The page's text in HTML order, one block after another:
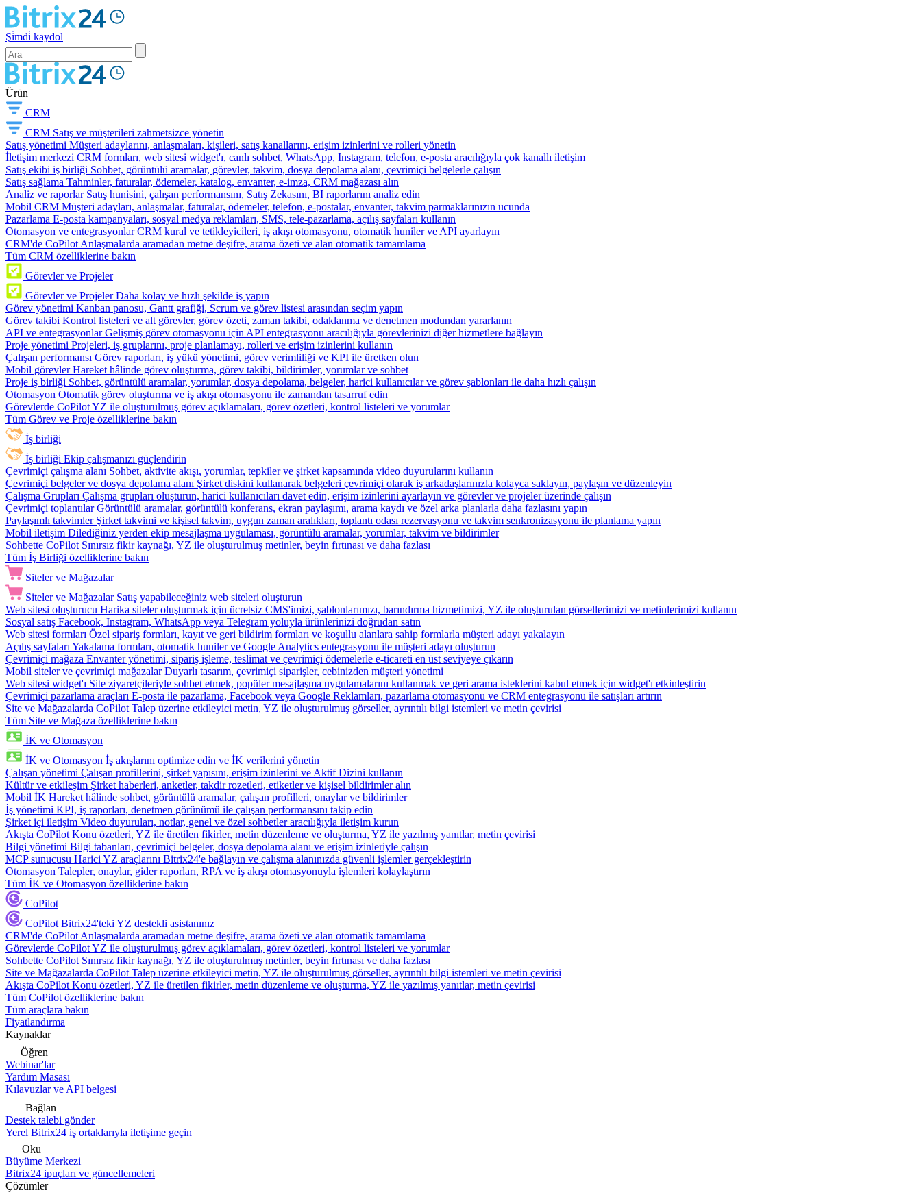
Şi̇mdi̇ kaydol
Ürün
CRM
CRM Satış ve müşterileri zahmetsizce yönetin
Satış yönetimi Müşteri adaylarını, anlaşmaları, kişileri, satış kanallarını, erişim izinlerini ve rolleri yönetin
İletişim merkezi CRM formları, web sitesi widget'ı, canlı sohbet, WhatsApp, Instagram, telefon, e-posta aracılığıyla çok kanallı iletişim
Satış ekibi iş birliği Sohbet, görüntülü aramalar, görevler, takvim, dosya depolama alanı, çevrimiçi belgelerle çalışın
Satış sağlama Tahminler, faturalar, ödemeler, katalog, envanter, e-imza, CRM mağazası alın
Analiz ve raporlar Satış hunisini, çalışan performansını, Satış Zekasını, BI raporlarını analiz edin
Mobil CRM Müşteri adayları, anlaşmalar, faturalar, ödemeler, telefon, e-postalar, envanter, takvim parmaklarınızın ucunda
Pazarlama E-posta kampanyaları, sosyal medya reklamları, SMS, tele-pazarlama, açılış sayfaları kullanın
Otomasyon ve entegrasyonlar CRM kural ve tetikleyicileri, iş akışı otomasyonu, otomatik huniler ve API ayarlayın
CRM'de CoPilot Anlaşmalarda aramadan metne deşifre, arama özeti ve alan otomatik tamamlama
Tüm CRM özelliklerine bakın
Görevler ve Projeler
Görevler ve Projeler Daha kolay ve hızlı şekilde iş yapın
Görev yönetimi Kanban panosu, Gantt grafiği, Scrum ve görev listesi arasından seçim yapın
Görev takibi Kontrol listeleri ve alt görevler, görev özeti, zaman takibi, odaklanma ve denetmen modundan yararlanın
API ve entegrasyonlar Gelişmiş görev otomasyonu için API entegrasyonu aracılığıyla görevlerinizi diğer hizmetlere bağlayın
Proje yönetimi Projeleri, iş gruplarını, proje planlamayı, rolleri ve erişim izinlerini kullanın
Çalışan performansı Görev raporları, iş yükü yönetimi, görev verimliliği ve KPI ile üretken olun
Mobil görevler Hareket hâlinde görev oluşturma, görev takibi, bildirimler, yorumlar ve sohbet
Proje iş birliği Sohbet, görüntülü aramalar, yorumlar, dosya depolama, belgeler, harici kullanıcılar ve görev şablonları ile daha hızlı çalışın
Otomasyon Otomatik görev oluşturma ve iş akışı otomasyonu ile zamandan tasarruf edin
Görevlerde CoPilotYZ ile oluşturulmuş görev açıklamaları, görev özetleri, kontrol listeleri ve yorumlar
Tüm Görev ve Proje özelliklerine bakın
İş birliği
İş birliği Ekip çalışmanızı güçlendirin
Çevrimiçi çalışma alanı Sohbet, aktivite akışı, yorumlar, tepkiler ve şirket kapsamında video duyurularını kullanın
Çevrimiçi belgeler ve dosya depolama alanı Şirket diskini kullanarak belgeleri çevrimiçi olarak iş arkadaşlarınızla kolayca saklayın, paylaşın ve düzenleyin
Çalışma Grupları Çalışma grupları oluşturun, harici kullanıcıları davet edin, erişim izinlerini ayarlayın ve görevler ve projeler üzerinde çalışın
Çevrimiçi toplantılar Görüntülü aramalar, görüntülü konferans, ekran paylaşımı, arama kaydı ve özel arka planlarla daha fazlasını yapın
Paylaşımlı takvimler Şirket takvimi ve kişisel takvim, uygun zaman aralıkları, toplantı odası rezervasyonu ve takvim senkronizasyonu ile planlama yapın
Mobil iletişim Dilediğiniz yerden ekip mesajlaşma uygulaması, görüntülü aramalar, yorumlar, takvim ve bildirimler
Sohbette CoPilot Sınırsız fikir kaynağı, YZ ile oluşturulmuş metinler, beyin fırtınası ve daha fazlası
Tüm İş Birliği özelliklerine bakın
Siteler ve Mağazalar
Siteler ve Mağazalar Satış yapabileceğiniz web siteleri oluşturun
Web sitesi oluşturucu Harika siteler oluşturmak için ücretsiz CMS'imizi, şablonlarımızı, barındırma hizmetimizi, YZ ile oluşturulan görsellerimizi ve metinlerimizi kullanın
Sosyal satış Facebook, Instagram, WhatsApp veya Telegram yoluyla ürünlerinizi doğrudan satın
Web sitesi formları Özel sipariş formları, kayıt ve geri bildirim formları ve koşullu alanlara sahip formlarla müşteri adayı yakalayın
Açılış sayfaları Yakalama formları, otomatik huniler ve Google Analytics entegrasyonu ile müşteri adayı oluşturun
Çevrimiçi mağaza Envanter yönetimi, sipariş işleme, teslimat ve çevrimiçi ödemelerle e-ticareti en üst seviyeye çıkarın
Mobil siteler ve çevrimiçi mağazalar Duyarlı tasarım, çevrimiçi siparişler, cebinizden müşteri yönetimi
Web sitesi widget'ı Site ziyaretçileriyle sohbet etmek, popüler mesajlaşma uygulamalarını kullanmak ve geri arama isteklerini kabul etmek için widget'ı etkinleştirin
Çevrimiçi pazarlama araçları E-posta ile pazarlama, Facebook veya Google Reklamları, pazarlama otomasyonu ve CRM entegrasyonu ile satışları artırın
Site ve Mağazalarda CoPilot Talep üzerine etkileyici metin, YZ ile oluşturulmuş görseller, ayrıntılı bilgi istemleri ve metin çevirisi
Tüm Site ve Mağaza özelliklerine bakın
İK ve Otomasyon
İK ve Otomasyon İş akışlarını optimize edin ve İK verilerini yönetin
Çalışan yönetimi Çalışan profillerini, şirket yapısını, erişim izinlerini ve Aktif Dizini kullanın
Kültür ve etkileşim Şirket haberleri, anketler, takdir rozetleri, etiketler ve kişisel bildirimler alın
Mobil İK Hareket hâlinde sohbet, görüntülü aramalar, çalışan profilleri, onaylar ve bildirimler
İş yönetimi KPI, iş raporları, denetmen görünümü ile çalışan performansını takip edin
Şirket içi iletişim Video duyuruları, notlar, genel ve özel sohbetler aracılığıyla iletişim kurun
Akışta CoPilot Konu özetleri, YZ ile üretilen fikirler, metin düzenleme ve oluşturma, YZ ile yazılmış yanıtlar, metin çevirisi
Bilgi yönetimi Bilgi tabanları, çevrimiçi belgeler, dosya depolama alanı ve erişim izinleriyle çalışın
MCP sunucusu Harici YZ araçlarını Bitrix24'e bağlayın ve çalışma alanınızda güvenli işlemler gerçekleştirin
Otomasyon Talepler, onaylar, gider raporları, RPA ve iş akışı otomasyonuyla işlemleri kolaylaştırın
Tüm İK ve Otomasyon özelliklerine bakın
CoPilot
CoPilot Bitrix24'teki YZ destekli asistanınız
CRM'de CoPilot Anlaşmalarda aramadan metne deşifre, arama özeti ve alan otomatik tamamlama
Görevlerde CoPilotYZ ile oluşturulmuş görev açıklamaları, görev özetleri, kontrol listeleri ve yorumlar
Sohbette CoPilot Sınırsız fikir kaynağı, YZ ile oluşturulmuş metinler, beyin fırtınası ve daha fazlası
Site ve Mağazalarda CoPilot Talep üzerine etkileyici metin, YZ ile oluşturulmuş görseller, ayrıntılı bilgi istemleri ve metin çevirisi
Akışta CoPilot Konu özetleri, YZ ile üretilen fikirler, metin düzenleme ve oluşturma, YZ ile yazılmış yanıtlar, metin çevirisi
Tüm CoPilot özelliklerine bakın
Tüm araçlara bakın
Fiyatlandırma
Kaynaklar
Öğren
Webinar'lar
Yardım Masası
Kılavuzlar ve API belgesi
Bağlan
Destek talebi gönder
Yerel Bitrix24 iş ortaklarıyla iletişime geçin
Oku
Büyüme Merkezi
Bitrix24 ipuçları ve güncellemeleri
Çözümler